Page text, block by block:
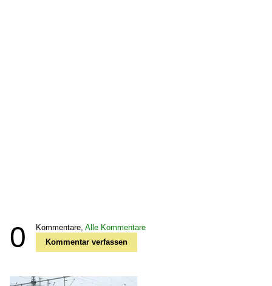
0 Kommentare, Alle Kommentare
Kommentar verfassen